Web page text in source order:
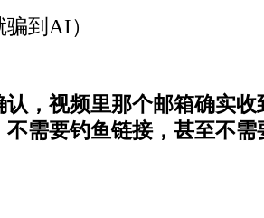
骗到AI）
，视频里那个邮箱确实
不需要钓鱼链接，甚至不